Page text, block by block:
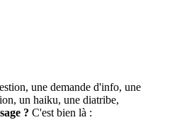
une demande d'info, une
un haiku, une diatribe,
? C'est bien là :